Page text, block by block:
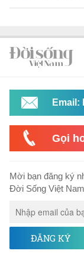
Email:
Gọi
Mời bạn đăng ký
Đời Sống Việt
ĐĂNG KÝ